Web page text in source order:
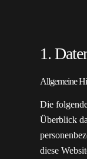
1.
Allgemeine
Die
Überblick
diese